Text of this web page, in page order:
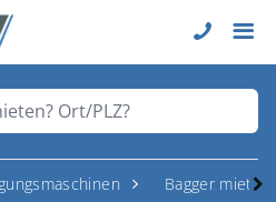
Ort/PLZ?
Bagger mieten